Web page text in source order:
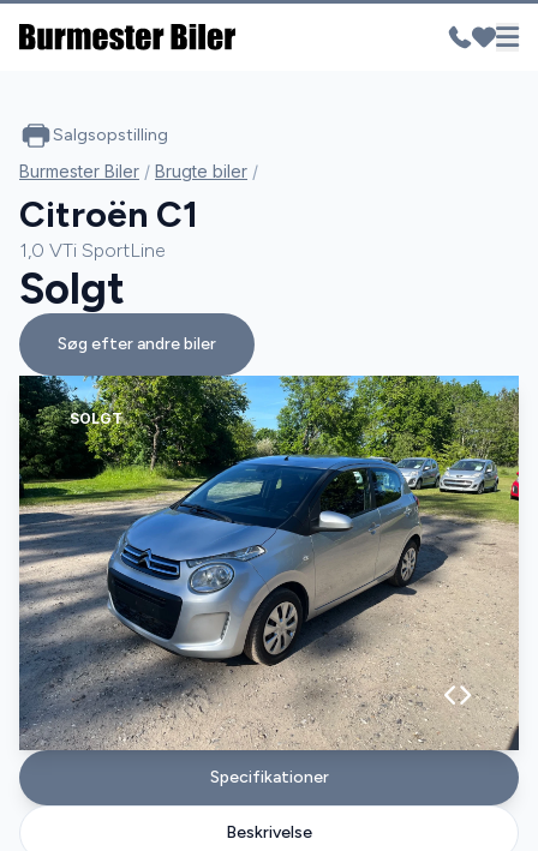
SOLGT
Specifikationer
Beskrivelse
Salgsopstilling
Burmester Biler / Brugte biler /
Citroën C1
1,0 VTi SportLine
Solgt
Søg efter andre biler